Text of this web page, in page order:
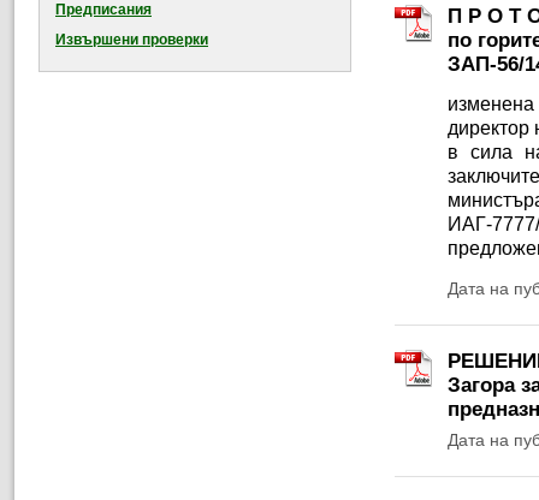
Предписания
Извършени проверки
П Р О Т О
по
ЗАП-56/
директор
в сила
ИАГ-
Дата на
Загора
Дата на